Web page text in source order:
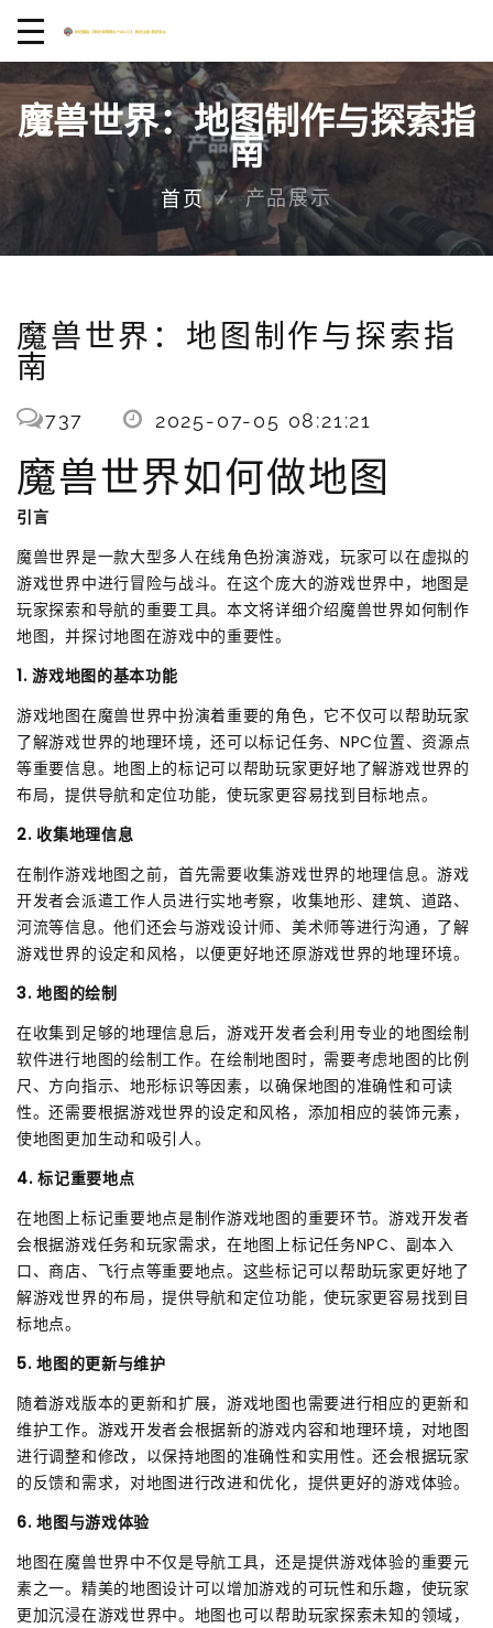
魔兽世界：地图制作与探索指
南
首页 产品展示
魔兽世界：地图制作与探索指
南
737 2025-07-05 08:21:21
魔兽世界如何做地图
引言
魔兽世界是一款大型多人在线角色扮演游戏，玩家可以在虚拟的
游戏世界中进行冒险与战斗。在这个庞大的游戏世界中，地图是
玩家探索和导航的重要工具。本文将详细介绍魔兽世界如何制作
地图，并探讨地图在游戏中的重要性。
1. 游戏地图的基本功能
游戏地图在魔兽世界中扮演着重要的角色，它不仅可以帮助玩家
了解游戏世界的地理环境，还可以标记任务、NPC位置、资源点
等重要信息。地图上的标记可以帮助玩家更好地了解游戏世界的
布局，提供导航和定位功能，使玩家更容易找到目标地点。
2. 收集地理信息
在制作游戏地图之前，首先需要收集游戏世界的地理信息。游戏
开发者会派遣工作人员进行实地考察，收集地形、建筑、道路、
河流等信息。他们还会与游戏设计师、美术师等进行沟通，了解
游戏世界的设定和风格，以便更好地还原游戏世界的地理环境。
3. 地图的绘制
在收集到足够的地理信息后，游戏开发者会利用专业的地图绘制
软件进行地图的绘制工作。在绘制地图时，需要考虑地图的比例
尺、方向指示、地形标识等因素，以确保地图的准确性和可读
性。还需要根据游戏世界的设定和风格，添加相应的装饰元素，
使地图更加生动和吸引人。
4. 标记重要地点
在地图上标记重要地点是制作游戏地图的重要环节。游戏开发者
会根据游戏任务和玩家需求，在地图上标记任务NPC、副本入
口、商店、飞行点等重要地点。这些标记可以帮助玩家更好地了
解游戏世界的布局，提供导航和定位功能，使玩家更容易找到目
标地点。
5. 地图的更新与维护
随着游戏版本的更新和扩展，游戏地图也需要进行相应的更新和
维护工作。游戏开发者会根据新的游戏内容和地理环境，对地图
进行调整和修改，以保持地图的准确性和实用性。还会根据玩家
的反馈和需求，对地图进行改进和优化，提供更好的游戏体验。
6. 地图与游戏体验
地图在魔兽世界中不仅是导航工具，还是提供游戏体验的重要元
素之一。精美的地图设计可以增加游戏的可玩性和乐趣，使玩家
更加沉浸在游戏世界中。地图也可以帮助玩家探索未知的领域，